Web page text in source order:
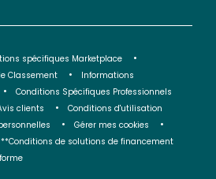
spécifiques Marketplace
Classement
Informations
Conditions Spécifiques Professionnels
clients
Conditions d'utilisation
Gérer mes cookies
**Conditions de solutions de financement